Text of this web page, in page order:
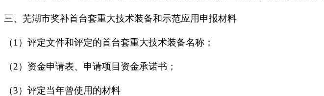
三、芜湖市奖补首台套重大技术装备和示范应用申报材料
（1）评定文件和评定的首台套重大技术装备名称；
（2）资金申请表、申请项目资金承诺书；
（3）评定当年曾使用的材料